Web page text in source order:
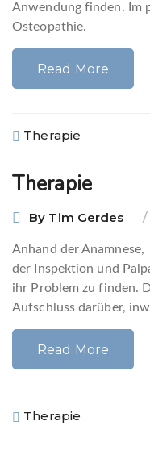
Anwendung finden. Im
Osteopathie.
Read More
Therapie
Therapie
By Tim Gerdes
Anhand der Anamnese,
der Inspektion und
ihr Problem zu finden.
Aufschluss darüber,
Read More
Therapie